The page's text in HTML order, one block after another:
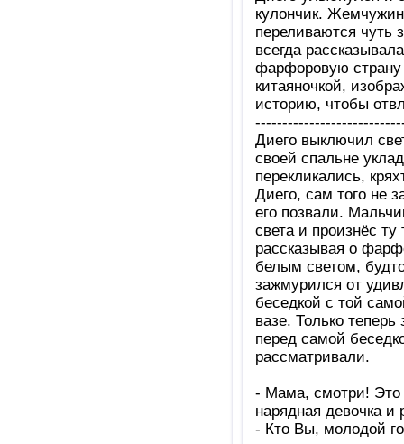
кулончик.
переливаются чуть
всегда
фарфоровую страну
китаяночкой,
историю, чтобы
Диего выключил
своей спальне
перекликались,
Диего, сам того не
его позвали.
света и произнёс
рассказывая о
белым светом,
зажмурился от
беседкой с той
вазе. Только
перед самой
рассматривали.
- Мама, смотри! Это
нарядная девочка
- Кто Вы, молодой